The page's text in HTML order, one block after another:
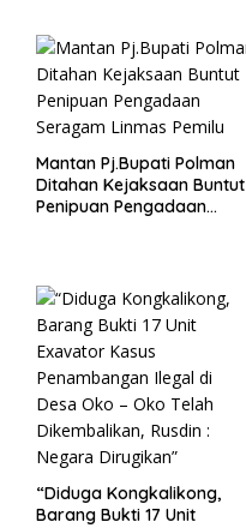
Mantan Pj.Bupati Polman
Ditahan Kejaksaan Buntut
Penipuan Pengadaan
“Diduga Kongkalikong,
Barang Bukti 17 Unit